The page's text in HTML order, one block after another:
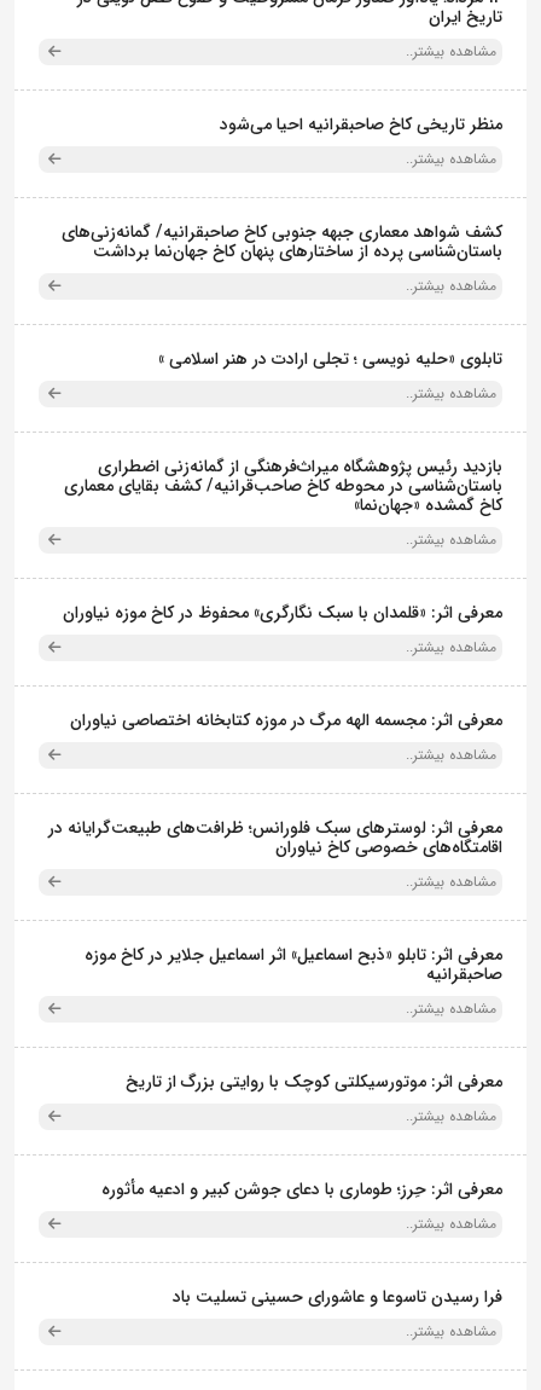
تاریخ ایران
مشاهده بیشتر..
منظر تاریخی کاخ صاحبقرانیه احیا می‌شود
مشاهده بیشتر..
کشف شواهد معماری جبهه جنوبی کاخ صاحبقرانیه/ گمانه‌زنی‌های
باستان‌شناسی پرده از ساختارهای پنهان کاخ جهان‌نما برداشت
مشاهده بیشتر..
تابلوی «حلیه نویسی ؛ تجلی ارادت در هنر اسلامی »
مشاهده بیشتر..
بازدید رئیس پژوهشگاه میراث‌فرهنگی از گمانه‌زنی اضطراری
باستان‌شناسی در محوطه کاخ صاحب‌قرانیه/ کشف بقایای معماری
کاخ گمشده «جهان‌نما»
مشاهده بیشتر..
معرفی اثر: «قلمدان با سبک نگارگری» محفوظ در کاخ موزه نیاوران
مشاهده بیشتر..
معرفی اثر: مجسمه الهه مرگ در موزه کتابخانه اختصاصی نیاوران
مشاهده بیشتر..
معرفی اثر: لوسترهای سبک فلورانس؛ ظرافت‌های طبیعت‌گرایانه در
اقامتگاه‌های خصوصی کاخ نیاوران
مشاهده بیشتر..
معرفی اثر: تابلو «ذبح اسماعیل» اثر اسماعیل جلایر در کاخ موزه
صاحبقرانیه
مشاهده بیشتر..
معرفی اثر: موتورسیکلتی کوچک با روایتی بزرگ از تاریخ
مشاهده بیشتر..
معرفی اثر: حِرز؛ طوماری با دعای جوشن کبیر و ادعیه مأثوره
مشاهده بیشتر..
فرا رسیدن تاسوعا و عاشورای حسینی تسلیت باد
مشاهده بیشتر..